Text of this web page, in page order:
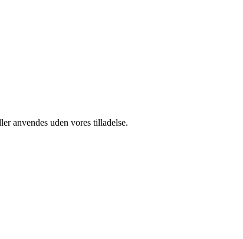
anvendes uden vores tilladelse.